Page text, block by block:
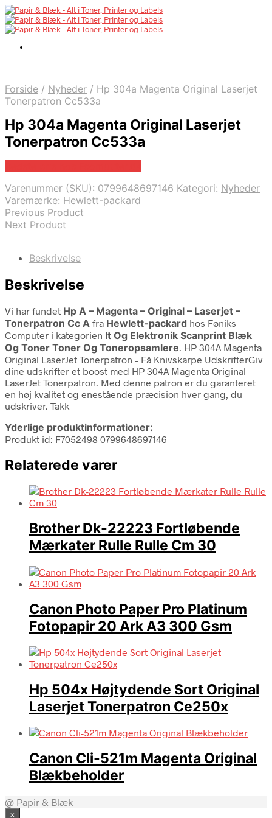
Forside / Nyheder / Hp 304a Magenta Original Laserjet
Tonerpatron Cc533a
Hp 304a Magenta Original Laserjet
Tonerpatron Cc533a
Varenummer (SKU): 0799648697146 Kategori: Nyheder
Varemærke: Hewlett-packard
Previous Product
Next Product
Beskrivelse
Beskrivelse
Vi har fundet Hp A – Magenta – Original – Laserjet –
Tonerpatron Cc A fra Hewlett-packard hos Føniks
Computer i kategorien It Og Elektronik Scanprint Blæk
Og Toner Toner Og Toneropsamlere. HP 304A Magenta
Original LaserJet Tonerpatron – Få Knivskarpe UdskrifterGiv
dine udskrifter et boost med HP 304A Magenta Original
LaserJet Tonerpatron. Med denne patron er du garanteret
en høj kvalitet og enestående præcision hver gang, du
udskriver. Takk
Yderlige produktinformationer:
Produkt id: F7052498 0799648697146
Relaterede varer
Brother Dk-22223 Fortløbende
Mærkater Rulle Rulle Cm 30
Canon Photo Paper Pro Platinum
Fotopapir 20 Ark A3 300 Gsm
Hp 504x Højtydende Sort Original
Laserjet Tonerpatron Ce250x
Canon Cli-521m Magenta Original
Blækbeholder
@ Papir & Blæk
×